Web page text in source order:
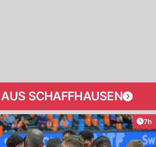
SCHAFFHAUSEN
7h